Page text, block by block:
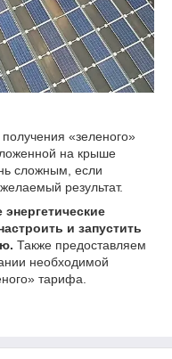
«зеленого»
на крыше
сложным, если
результат.
и запустить
Также предоставляем
необходимой
тарифа.